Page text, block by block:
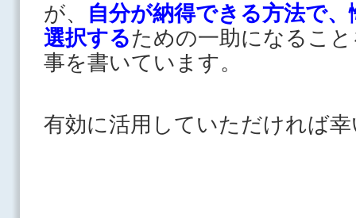
が、 自分が納得できる方法で
選択するための一助になるこ
事を書いています。
有効に活用していただければ